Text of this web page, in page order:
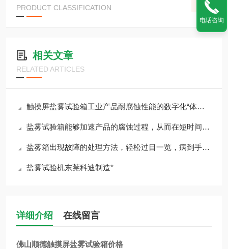
PRODUCT CLASSIFICATION
相关文章
RELATED ARTICLES
触摸屏盐雾试验箱工业产品耐腐蚀性能的数字化“体检官”
盐雾试验箱能够加速产品的腐蚀过程，从而在短时间内评估其耐腐蚀性能力
盐雾箱出现故障的处理方法，轻松过目一览，病到手上自然就好
盐雾试验机东莞科迪制造*
详细介绍 在线留言
佛山顺德触摸屏盐雾试验箱价格
电话咨询